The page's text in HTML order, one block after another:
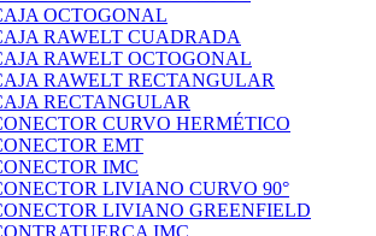
OCTOGONAL
RAWELT CUADRADA
RAWELT OCTOGONAL
RAWELT RECTANGULAR
RECTANGULAR
CURVO HERMÉTICO
EMT
IMC
LIVIANO CURVO 90°
LIVIANO GREENFIELD